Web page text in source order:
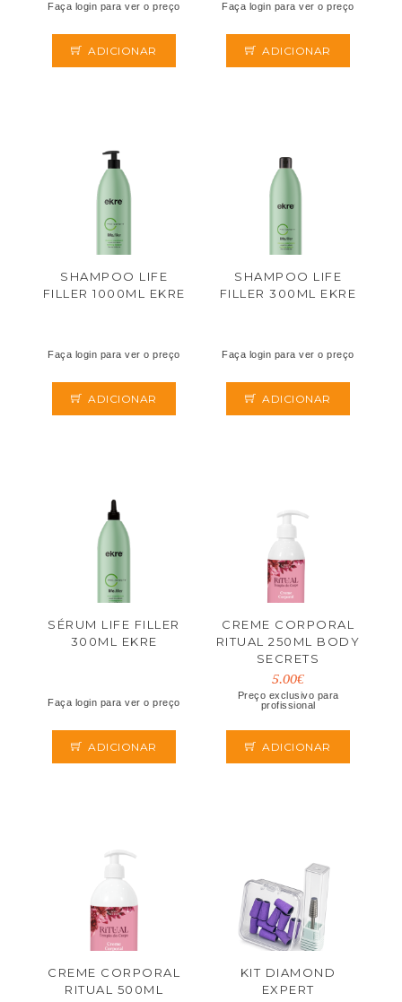
Faça login para ver o preço
ADICIONAR
Faça login para ver o preço
ADICIONAR
SHAMPOO LIFE
FILLER 1000ML EKRE
Faça login para ver o preço
ADICIONAR
SHAMPOO LIFE
FILLER 300ML EKRE
Faça login para ver o preço
ADICIONAR
SÉRUM LIFE FILLER
300ML EKRE
Faça login para ver o preço
ADICIONAR
CREME CORPORAL
RITUAL 250ML BODY
SECRETS
5.00€
Preço exclusivo para
profissional
ADICIONAR
CREME CORPORAL
RITUAL 500ML
KIT DIAMOND
EXPERT